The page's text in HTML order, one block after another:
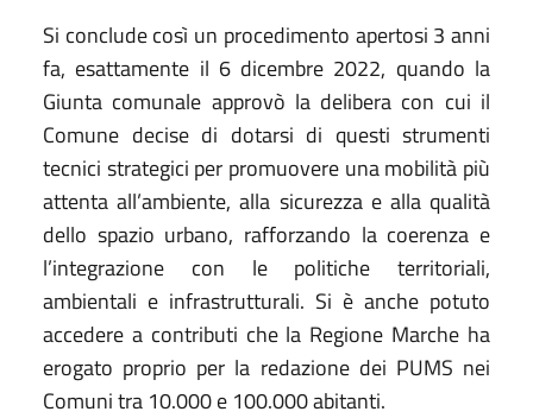
Si conclude così un procedimento apertosi 3 anni
fa, esattamente il 6 dicembre 2022, quando la
Giunta comunale approvò la delibera con cui il
Comune decise di dotarsi di questi strumenti
tecnici strategici per promuovere una mobilità più
attenta all’ambiente, alla sicurezza e alla qualità
dello spazio urbano, rafforzando la coerenza e
l’integrazione con le politiche territoriali,
ambientali e infrastrutturali. Si è anche potuto
accedere a contributi che la Regione Marche ha
erogato proprio per la redazione dei PUMS nei
Comuni tra 10.000 e 100.000 abitanti.